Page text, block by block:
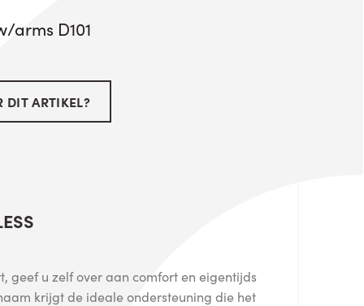
arms D101
DIT ARTIKEL?
geef u zelf over aan comfort en eigentijds
krijgt de ideale ondersteuning die het